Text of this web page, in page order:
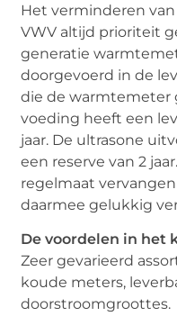
Het verminderen
VWV altijd prioriteit
generatie
doorgevoerd in de
die de warmtemeter
voeding heeft een
jaar. De ultrasone
een reserve van 2
regelmaat
daarmee gelukkig
De voordelen in het
Zeer gevarieerd
koude meters,
doorstroomgroottes.